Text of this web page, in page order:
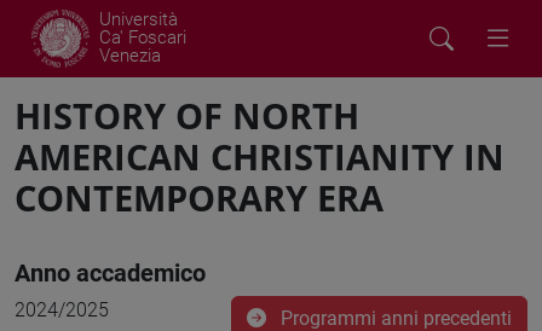
Università
Ca' Foscari
Venezia
HISTORY OF NORTH
AMERICAN CHRISTIANITY IN
CONTEMPORARY ERA
Anno accademico
2024/2025 Programmi anni precedenti